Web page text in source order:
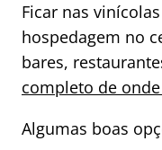
Ficar nas
hospedagem no
bares,
completo de
Algumas boas